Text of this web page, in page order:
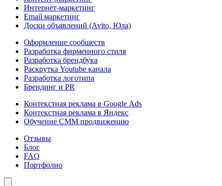
Интернет-маркетинг
Email маркетинг
Доски объявлений (Avito, Юла)
Оформление сообществ
Разработка фирменного стиля
Разработка брендбука
Раскрутка Youtube канала
Разработка логотипа
Брендинг и PR
Контекстная реклама в Google Ads
Контекстная реклама в Яндекс
Обучение СММ продвижению
Отзывы
Блог
FAQ
Портфолио